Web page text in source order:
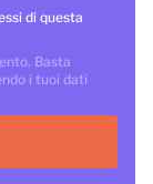
di questa
Basta
i tuoi dati